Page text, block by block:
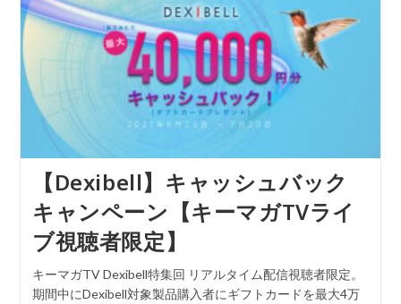
【Dexibell】キャッシュバック
キャンペーン【キーマガTVライ
ブ視聴者限定】
キーマガTV Dexibell特集回 リアルタイム配信視聴者限定。
期間中にDexibell対象製品購入者にギフトカードを最大4万